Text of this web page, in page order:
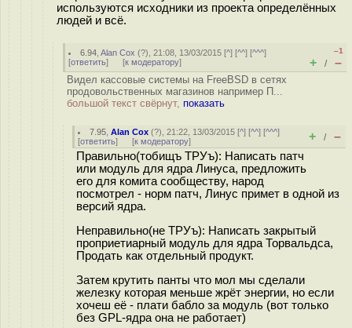
используются исходники из проекта определённых
людей и всё.
6.94 ,Alan Cox (?), 21:08, 13/03/2015 [^] [^^] [^^^]
[ответить] [к модератору]
–1
+ / –
Видел кассовые системы на FreeBSD в сетях
продовольственных магазинов например П...
большой текст свёрнут, показать
7.95 ,Alan Cox (?), 21:22, 13/03/2015 [^] [^^] [^^^]
[ответить] [к модератору] + / –
Правильно(тобищъ ТРУъ): Написать патч
или модуль для ядра Линуса, предложить
его для комита сообществу, народ
посмотрел - норм патч, Линус примет в одной из
версий ядра.
Неправильно(не ТРУъ): Написать закрытый
проприетиарный модуль для ядра Торвальдса,
Продать как отдельный продукт.
Затем крутить панты что мол мы сделали
железку которая меньше жрёт энергии, но если
хочеш её - плати бабло за модуль (вот только
без GPL-ядра она не работает)